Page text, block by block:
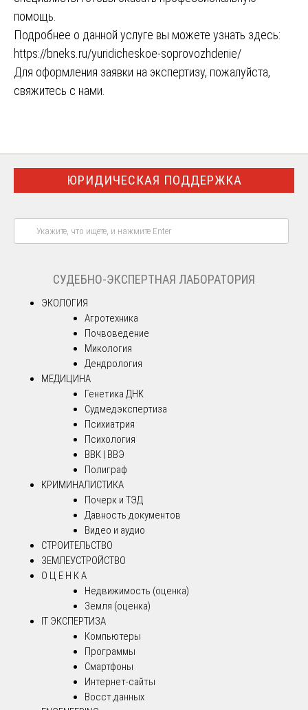
помощь.
Подробнее о данной услуге вы можете узнать здесь:
https://bneks.ru/yuridicheskoe-soprovozhdenie/
Для оформления заявки на экспертизу, пожалуйста,
свяжитесь с нами.
ЮРИДИЧЕСКАЯ ПОДДЕРЖКА
СУДЕБНО-ЭКСПЕРТНАЯ ЛАБОРАТОРИЯ
ЭКОЛОГИЯ
Агротехника
Почвоведение
Микология
Дендрология
МЕДИЦИНА
Генетика ДНК
Судмедэкспертиза
Психиатрия
Психология
ВВК | ВВЭ
Полиграф
КРИМИНАЛИСТИКА
Почерк и ТЭД
Давность документов
Видео и аудио
СТРОИТЕЛЬСТВО
ЗЕМЛЕУСТРОЙСТВО
О Ц Е Н К А
Недвижимость (оценка)
Земля (оценка)
IT ЭКСПЕРТИЗА
Компьютеры
Программы
Смартфоны
Интернет-сайты
Восст.данных